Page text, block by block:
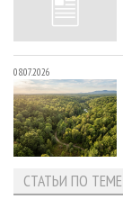
08.07.2026
СТАТЬИ ПО ТЕМЕ